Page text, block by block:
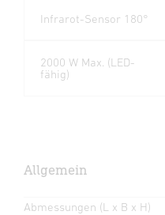
Infrarot-Sensor 180°
2000 W Max. (LED-
fähig)
Allgemein
Abmessungen (L x B x H)